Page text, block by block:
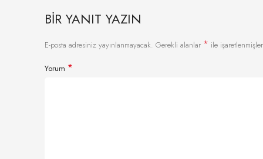
BIR YANIT YAZIN
E-posta adresiniz yayınlanmayacak. Gerekli alanlar * ile
Yorum *